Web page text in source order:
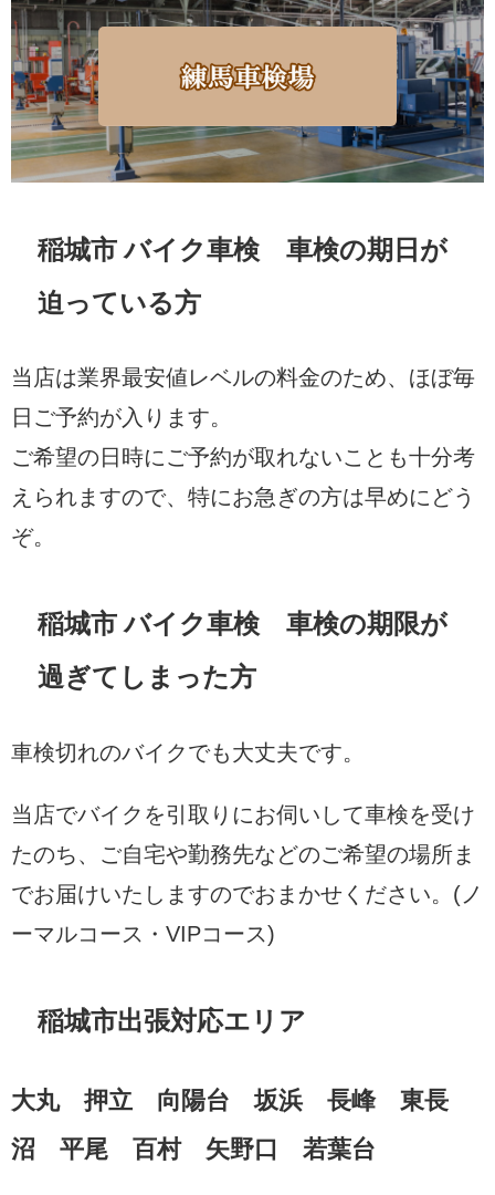
稲城市 バイク車検 車検の期日が
迫っている方
当店は業界最安値レベルの料金のため、ほぼ毎
日ご予約が入ります。
ご希望の日時にご予約が取れないことも十分考
えられますので、特にお急ぎの方は早めにどう
ぞ。
稲城市 バイク車検 車検の期限が
過ぎてしまった方
車検切れのバイクでも大丈夫です。
当店でバイクを引取りにお伺いして車検を受け
たのち、ご自宅や勤務先などのご希望の場所ま
でお届けいたしますのでおまかせください。(ノ
ーマルコース・VIPコース)
稲城市出張対応エリア
大丸 押立 向陽台 坂浜 長峰 東長
沼 平尾 百村 矢野口 若葉台